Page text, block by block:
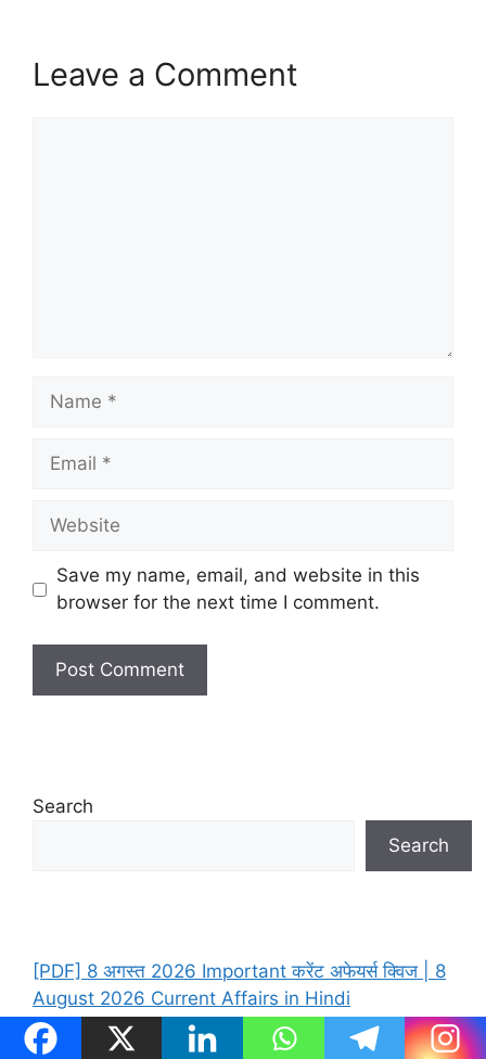
Leave a Comment
Name
Email
Website
Save my name, email, and website in this
browser for the next time I comment.
Search
Search
[PDF] 8 अगस्त 2026 Important करेंट अफेयर्स क्विज | 8
August 2026 Current Affairs in Hindi
[PDF] 7 अगस्त 2026 Important करेंट अफेयर्स क्विज | 7